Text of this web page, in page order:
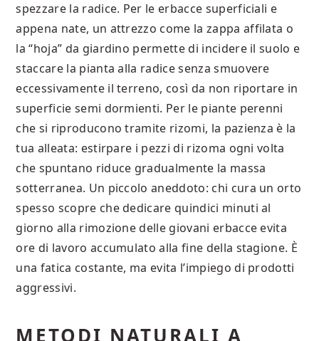
spezzare la radice. Per le erbacce superficiali e
appena nate, un attrezzo come la zappa affilata o
la “hoja” da giardino permette di incidere il suolo e
staccare la pianta alla radice senza smuovere
eccessivamente il terreno, così da non riportare in
superficie semi dormienti. Per le piante perenni
che si riproducono tramite rizomi, la pazienza è la
tua alleata: estirpare i pezzi di rizoma ogni volta
che spuntano riduce gradualmente la massa
sotterranea. Un piccolo aneddoto: chi cura un orto
spesso scopre che dedicare quindici minuti al
giorno alla rimozione delle giovani erbacce evita
ore di lavoro accumulato alla fine della stagione. È
una fatica costante, ma evita l’impiego di prodotti
aggressivi.
METODI NATURALI A